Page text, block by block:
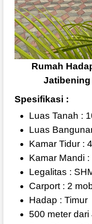
Rumah
Jatibening
Spesifikasi :
Luas Tanah :
Luas
Kamar Tidur :
Kamar Mandi :
Legalitas :
Carport : 2
Hadap : Timur
500 meter